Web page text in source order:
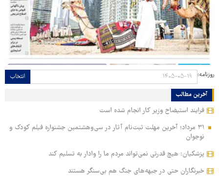
روزنامه: انتخاب
آخرین مطالب
فرایند استیضاح وزیر کار انجام شده است
۳۱ مرداد؛ آخرین مهلت ثبت‌نام آثار در سی‌وهشتمین جشنواره فیلم کودک و
نوجوان
پزشکیان: هیچ قدرتی نمی‌تواند مردم ما را وادار به تسلیم کند
خبرنگاران حتی در جبهه‌های جنگ هم بی‌سنگر هستند